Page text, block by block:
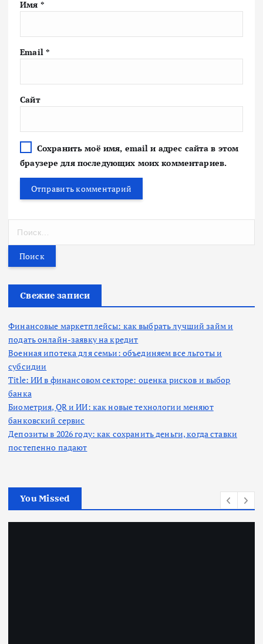
Имя *
Email *
Сайт
Сохранить моё имя, email и адрес сайта в этом
браузере для последующих моих комментариев.
т
Свежие записи
Финансовые маркетплейсы: как выбрать лучший займ и
подать онлайн-заявку на кредит
Военная ипотека для семьи: объединяем все льготы и
субсидии
Title: ИИ в финансовом секторе: оценка рисков и выбор
банка
Биометрия, QR и ИИ: как новые технологии меняют
банковский сервис
Депозиты в 2026 году: как сохранить деньги, когда ставки
постепенно падают
You Missed